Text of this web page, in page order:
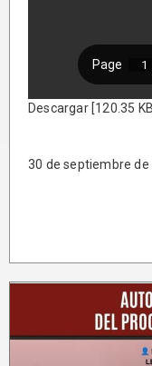
Descargar [120.35 KB]
30 de septiembre de